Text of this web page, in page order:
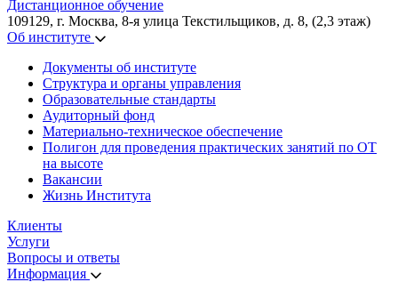
Дистанционное обучение
109129, г. Москва, 8-я улица Текстильщиков, д. 8, (2,3 этаж)
Об институте
Документы об институте
Структура и органы управления
Образовательные стандарты
Аудиторный фонд
Материально-техническое обеспечение
Полигон для проведения практических занятий по ОТ
на высоте
Вакансии
Жизнь Института
Клиенты
Услуги
Вопросы и ответы
Информация